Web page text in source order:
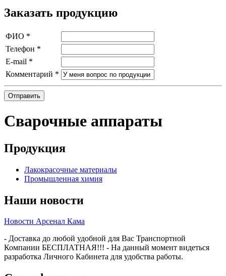
Заказать продукцию
ФИО *
Телефон *
E-mail *
Комментарий *
Отправить
Сварочные аппараты
Продукция
Лакокрасочные материалы
Промышленная химия
Наши новости
Новости Арсенал Кама
- Доставка до любой удобной для Вас Транспортной
Компании БЕСПЛАТНАЯ!!! - На данный момент видеться
разработка Личного Кабинета для удобства работы.